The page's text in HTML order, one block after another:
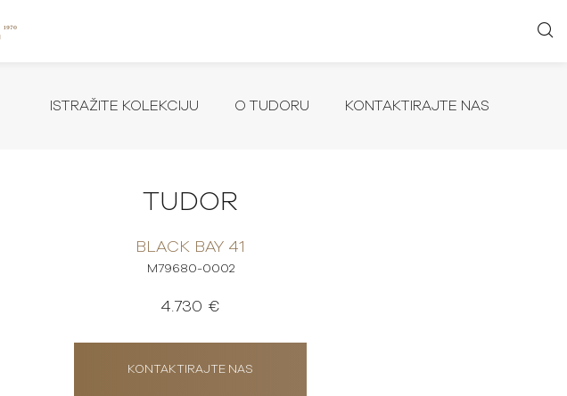
ISTRAŽITE KOLEKCIJU O TUDORU KONTAKTIRAJTE NAS
TUDOR
BLACK BAY 41
M79680-0002
4.730 €
KONTAKTIRAJTE NAS